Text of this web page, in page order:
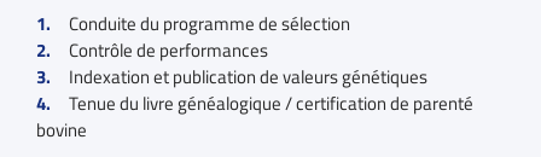
Conduite du programme de sélection
Contrôle de performances
Indexation et publication de valeurs génétiques
Tenue du livre généalogique / certification de parenté
bovine